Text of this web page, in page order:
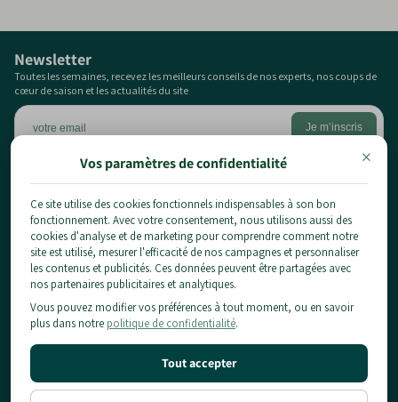
×
Vos paramètres de confidentialité
Ce site utilise des cookies fonctionnels indispensables à son bon
fonctionnement. Avec votre consentement, nous utilisons aussi des
cookies d'analyse et de marketing pour comprendre comment notre
site est utilisé, mesurer l'efficacité de nos campagnes et personnaliser
les contenus et publicités. Ces données peuvent être partagées avec
nos partenaires publicitaires et analytiques.
Vous pouvez modifier vos préférences à tout moment, ou en savoir
plus dans notre politique de confidentialité.
Tout accepter
Newsletter
Toutes les semaines, recevez les meilleurs conseils de nos experts, nos coups de
cœur de saison et les actualités du site
1 chemin du pont de la planche,
77124 Chauconin-Neufmontiers
01 84 80 65 86
contact@planteidf.fr
À propos
Livraison
Mentions Légales & Confidentialité
Politique de Remboursement
Les plantes
Arbustes
Notre Showroom
Conseils